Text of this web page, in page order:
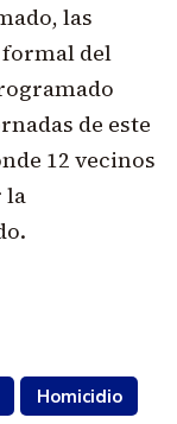
las
del
de este
12 vecinos
la
Homicidio